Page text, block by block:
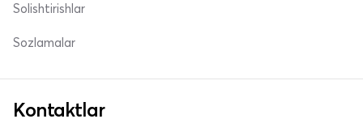
Solishtirishlar
Sozlamalar
Kontaktlar